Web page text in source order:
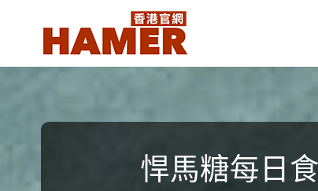
香
網
Candy
Hong
Kong
悍馬糖每日